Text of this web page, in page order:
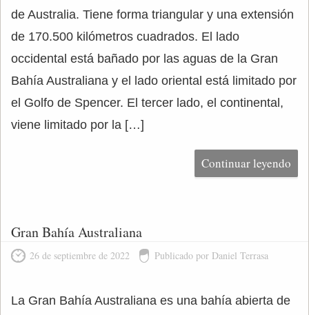
de Australia. Tiene forma triangular y una extensión
de 170.500 kilómetros cuadrados. El lado
occidental está bañado por las aguas de la Gran
Bahía Australiana y el lado oriental está limitado por
el Golfo de Spencer. El tercer lado, el continental,
viene limitado por la […]
Continuar leyendo
Gran Bahía Australiana
26 de septiembre de 2022 Publicado por Daniel Terrasa
La Gran Bahía Australiana es una bahía abierta de